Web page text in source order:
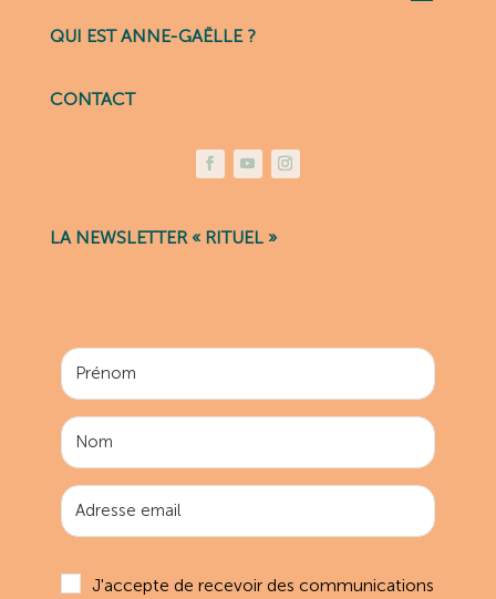
QUI EST ANNE-GAËLLE ?
CONTACT
LA NEWSLETTER « RITUEL »
J'accepte de recevoir des communications